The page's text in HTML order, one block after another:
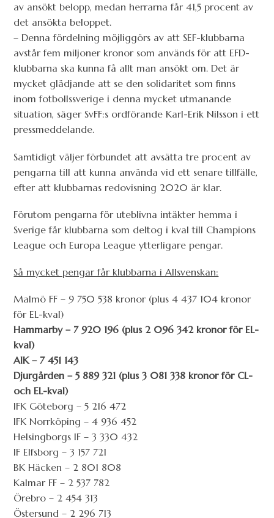
av ansökt belopp, medan herrarna får 41,5 procent av
det ansökta beloppet.
– Denna fördelning möjliggörs av att SEF-klubbarna
avstår fem miljoner kronor som används för att EFD-
klubbarna ska kunna få allt man ansökt om. Det är
mycket glädjande att se den solidaritet som finns
inom fotbollssverige i denna mycket utmanande
situation, säger SvFF:s ordförande Karl-Erik Nilsson i ett
pressmeddelande.
Samtidigt väljer förbundet att avsätta tre procent av
pengarna till att kunna använda vid ett senare tillfälle,
efter att klubbarnas redovisning 2020 är klar.
Förutom pengarna för uteblivna intäkter hemma i
Sverige får klubbarna som deltog i kval till Champions
League och Europa League ytterligare pengar.
Så mycket pengar får klubbarna i Allsvenskan:
Malmö FF – 9 750 538 kronor (plus 4 437 104 kronor
för EL-kval)
Hammarby – 7 920 196 (plus 2 096 342 kronor för EL-
kval)
AIK – 7 451 143
Djurgården – 5 889 321 (plus 3 081 338 kronor för CL-
och EL-kval)
IFK Göteborg – 5 216 472
IFK Norrköping – 4 936 452
Helsingborgs IF – 3 330 432
IF Elfsborg – 3 157 721
BK Häcken – 2 801 808
Kalmar FF – 2 537 782
Örebro – 2 454 313
Östersund – 2 296 713